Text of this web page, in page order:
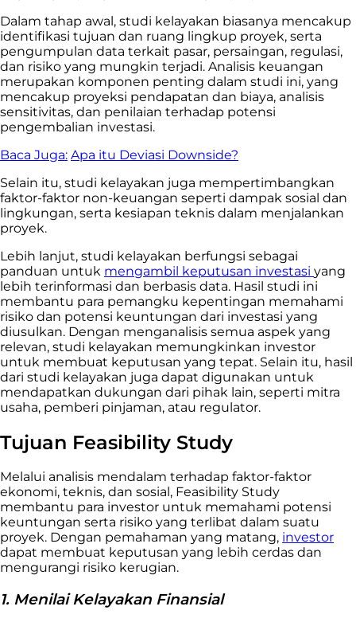
Dalam tahap awal, studi kelayakan biasanya mencakup
identifikasi tujuan dan ruang lingkup proyek, serta
pengumpulan data terkait pasar, persaingan, regulasi,
dan risiko yang mungkin terjadi. Analisis keuangan
merupakan komponen penting dalam studi ini, yang
mencakup proyeksi pendapatan dan biaya, analisis
sensitivitas, dan penilaian terhadap potensi
pengembalian investasi.
Baca Juga: Apa itu Deviasi Downside?
Selain itu, studi kelayakan juga mempertimbangkan
faktor-faktor non-keuangan seperti dampak sosial dan
lingkungan, serta kesiapan teknis dalam menjalankan
proyek.
Lebih lanjut, studi kelayakan berfungsi sebagai
panduan untuk mengambil keputusan investasi yang
lebih terinformasi dan berbasis data. Hasil studi ini
membantu para pemangku kepentingan memahami
risiko dan potensi keuntungan dari investasi yang
diusulkan. Dengan menganalisis semua aspek yang
relevan, studi kelayakan memungkinkan investor
untuk membuat keputusan yang tepat. Selain itu, hasil
dari studi kelayakan juga dapat digunakan untuk
mendapatkan dukungan dari pihak lain, seperti mitra
usaha, pemberi pinjaman, atau regulator.
Tujuan Feasibility Study
Melalui analisis mendalam terhadap faktor-faktor
ekonomi, teknis, dan sosial, Feasibility Study
membantu para investor untuk memahami potensi
keuntungan serta risiko yang terlibat dalam suatu
proyek. Dengan pemahaman yang matang, investor
dapat membuat keputusan yang lebih cerdas dan
mengurangi risiko kerugian.
1. Menilai Kelayakan Finansial